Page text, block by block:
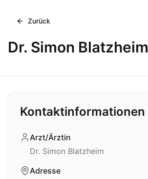
Zurück
Dr. Simon Blatzheim
Kontaktinformationen
Arzt/Ärztin
Dr. Simon Blatzheim
Adresse